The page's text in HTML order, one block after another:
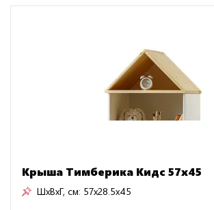
Крыша Тимберика Кидс 57х45
ШxВxГ, см: 57x28.5x45